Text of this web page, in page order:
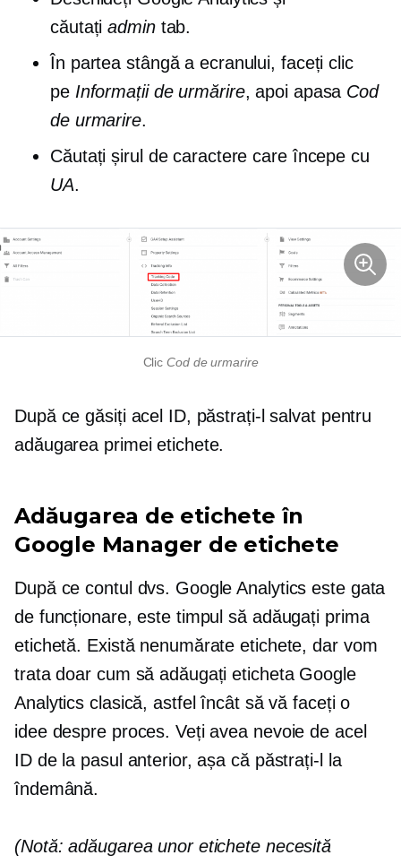
căutațiadmintab.
În partea stângă a ecranului, faceți clic
pe Informații de urmărire, apoi apasa Cod
de urmarire.
Căutați șirul de caractere care începe cu
UA.
Clic Cod de urmarire
După ce găsiți acel ID, păstrați-l salvat pentru
adăugarea primei etichete.
Adăugarea de etichete în
Google Manager de etichete
După ce contul dvs. Google Analytics este gata
de funcționare, este timpul să adăugați prima
etichetă. Există nenumărate etichete, dar vom
trata doar cum să adăugați eticheta Google
Analytics clasică, astfel încât să vă faceți o
idee despre proces. Veți avea nevoie de acel
ID de la pasul anterior, așa că păstrați-l la
îndemână.
(Notă: adăugarea unor etichete necesită